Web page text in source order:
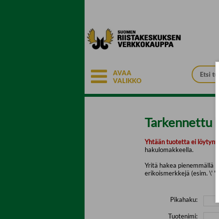
AVAA
VALIKKO
Tarkennettu
Yhtään tuotetta ei löytynyt.
hakulomakkeella.
Yritä hakea pienemmällä
erikoismerkkejä (esim. \' "
Pikahaku:
Tuotenimi: